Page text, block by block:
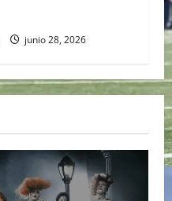
junio 28, 2026